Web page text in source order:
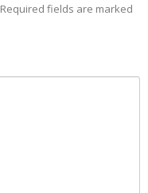
Required fields are marked